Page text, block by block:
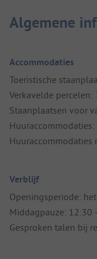
Algemene
Accommodaties
Toeristische
Verkavelde percelen:
Staanplaatsen voor
Huuraccommodaties:
Huuraccommodaties
Verblijf
Openingsperiode:
Middagpauze: 12:30
Gesproken talen bij